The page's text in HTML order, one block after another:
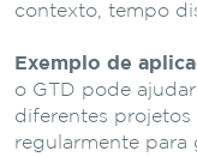
contexto, tempo
Exemplo de
o GTD pode
diferentes projetos
regularmente para